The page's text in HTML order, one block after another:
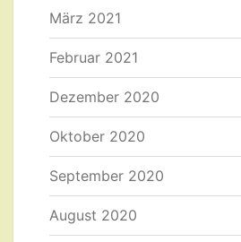
März 2021
Februar 2021
Dezember 2020
Oktober 2020
September 2020
August 2020